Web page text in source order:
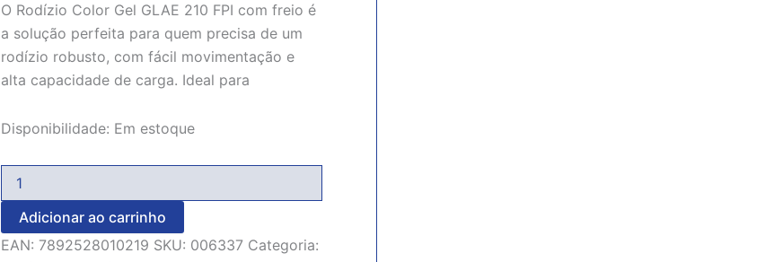
O Rodízio Color Gel GLAE 210 FPI com freio é
a solução perfeita para quem precisa de um
rodízio robusto, com fácil movimentação e
alta capacidade de carga. Ideal para
Disponibilidade: Em estoque
Adicionar ao carrinho
EAN: 7892528010219 SKU: 006337 Categoria: